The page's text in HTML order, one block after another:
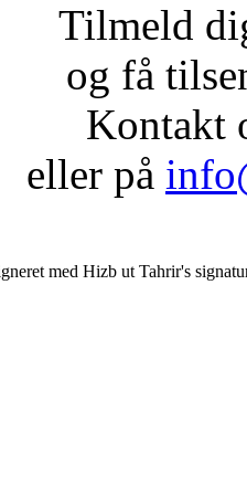
Tilmeld
og få
Kontakt
eller på
med Hizb ut Tahrir's